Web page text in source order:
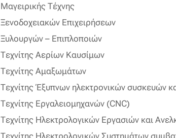
Μαγειρικής Τέχνης
Ξενοδοχειακών Επιχειρήσεων
Ξυλουργών – Επιπλοποιών
Τεχνίτης Αερίων Καυσίμων
Τεχνίτης Αμαξωμάτων
Τεχνίτης Έξυπνων ηλεκτρονικών συσκευών
Τεχνίτης Εργαλειομηχανών (CNC)
Τεχνίτης Ηλεκτρολογικών Εργασιών και
Τεχνίτης Ηλεκτρολογικών Συστημάτων